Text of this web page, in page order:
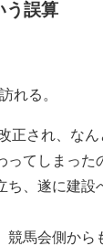
う誤算
れる。
正され、なん
ってしまった
ち、遂に建
競馬会側から